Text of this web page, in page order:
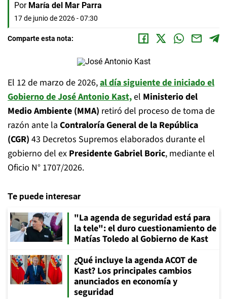
Por María del Mar Parra
17 de junio de 2026 - 07:30
Comparte esta nota:
El 12 de marzo de 2026,al día siguiente de iniciado el
Gobierno de José Antonio Kast,el Ministerio del
Medio Ambiente (MMA) retiró del proceso de toma de
razón ante la Contraloría General de la República
(CGR) 43 Decretos Supremos elaborados durante el
gobierno del ex Presidente Gabriel Boric, mediante el
Oficio N° 1707/2026.
Te puede interesar
"La agenda de seguridad está para
la tele": el duro cuestionamiento de
Matías Toledo al Gobierno de Kast
¿Qué incluye la agenda ACOT de
Kast? Los principales cambios
anunciados en economía y
seguridad